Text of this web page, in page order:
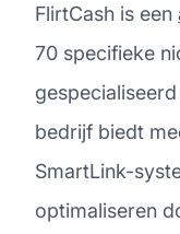
FlirtCash is een
70 specifieke
bedrijf biedt
SmartLink-
optimaliseren